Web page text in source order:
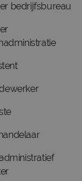
bedrijfsbureau